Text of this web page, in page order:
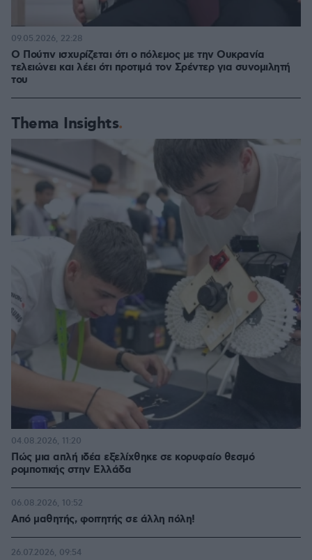
Ο Πούτιν ισχυρίζεται ότι ο πόλεμος με την Ουκρανία
τελειώνει και λέει ότι προτιμά τον Σρέντερ για συνομιλητή
του
09.05.2026, 22:28
Thema Insights
Πώς μια απλή ιδέα εξελίχθηκε σε κορυφαίο θεσμό
ρομποτικής στην Ελλάδα
04.08.2026, 11:20
Από μαθητής, φοιτητής σε άλλη πόλη!
06.08.2026, 10:52
26.07.2026, 09:54